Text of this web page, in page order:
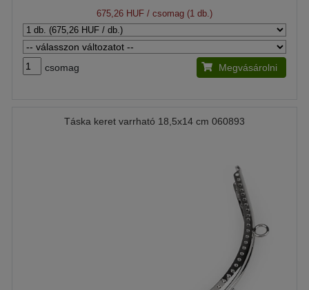
675,26 HUF / csomag (1 db.)
csomag Megvásárolni
Táska keret varrható 18,5x14 cm 060893